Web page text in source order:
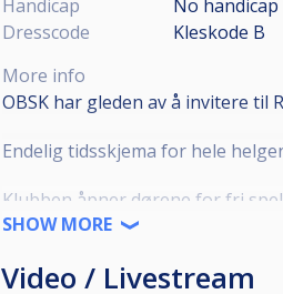
Handicap
No handicap
Dresscode
Kleskode B
More info
OBSK har gleden av å invitere til
Endelig tidsskjema for hele
Klubben åpner dørene for fri
SHOW MORE
Video / Livestream